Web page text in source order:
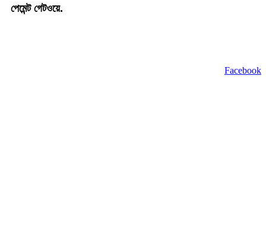
পেমেন্ট গেটওয়ে.
Facebook